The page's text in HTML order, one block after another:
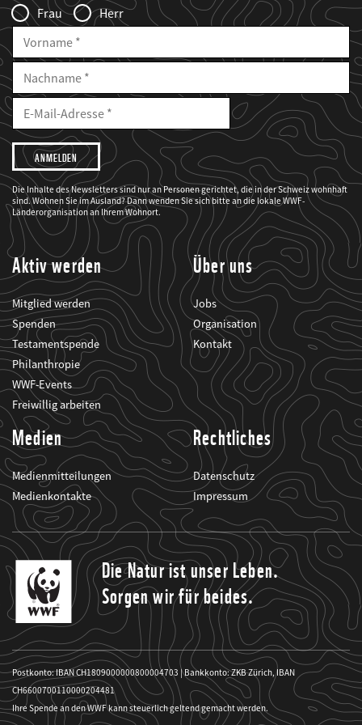
Frau
Herr
Vorname
Nachname
E-
Mailadresse
E-
Adresse
Ich
möchte,
dass
der
WWF
mich
über
seine
Projekte
informiert.
Die Inhalte des Newsletters sind nur an Personen gerichtet, die in der Schweiz wohnhaft
sind. Wohnen Sie im Ausland? Dann wenden Sie sich bitte an die lokale WWF-
Länderorganisation an Ihrem Wohnort.
Aktiv werden
Mitglied werden
Spenden
Testamentspende
Philanthropie
WWF-Events
Freiwillig arbeiten
Über uns
Jobs
Organisation
Kontakt
Medien
Medienmitteilungen
Medienkontakte
Rechtliches
Datenschutz
Impressum
Die Natur ist unser Leben.
Sorgen wir für beides.
Postkonto: IBAN CH1809000000800004703 | Bankkonto: ZKB Zürich, IBAN
CH6600700110000204481
Ihre Spende an den WWF kann steuerlich geltend gemacht werden.